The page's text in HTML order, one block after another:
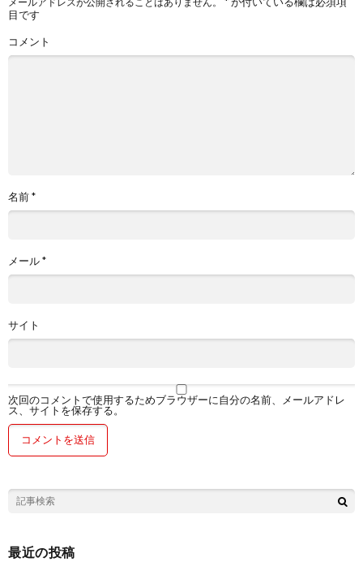
目です
コメント
名前*
メール*
サイト
次回のコメントで使用するためブラウザーに自分の名前、メールアドレ
ス、サイトを保存する。
最近の投稿